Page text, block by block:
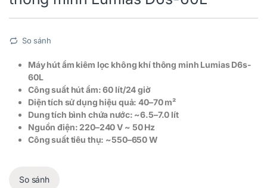
So sánh
Máy hút ẩm kiêm lọc không khí thông minh Lumias D6s-
60L
Công suất hút ẩm: 60 lít/24 giờ
Diện tích sử dụng hiệu quả: 40–70 m²
Dung tích bình chứa nước: ~6.5–7.0 lít
Nguồn điện: 220–240 V ~ 50 Hz
Công suất tiêu thụ: ~550–650 W
So sánh